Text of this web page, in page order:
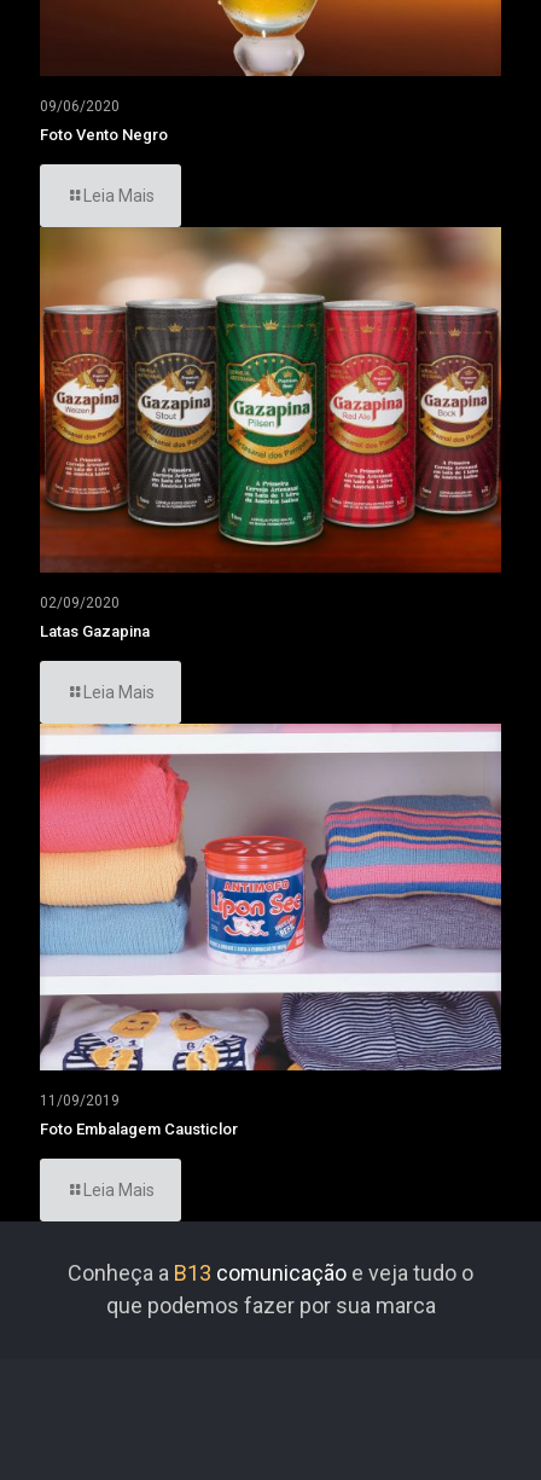
09/06/2020
Foto Vento Negro
Leia Mais
02/09/2020
Latas Gazapina
Leia Mais
11/09/2019
Foto Embalagem Causticlor
Leia Mais
Conheça a B13 comunicação e veja tudo o
que podemos fazer por sua marca